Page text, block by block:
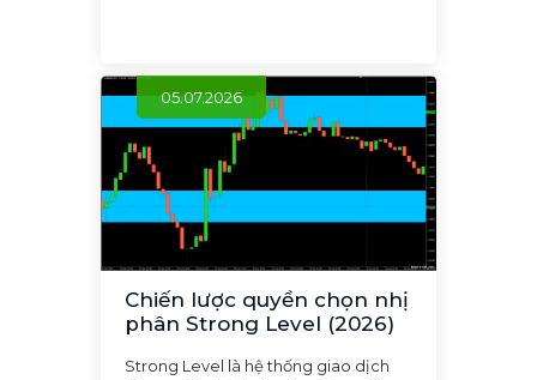
05.07.2026
Chiến lược quyền chọn nhị
phân Strong Level (2026)
Strong Level là hệ thống giao dịch